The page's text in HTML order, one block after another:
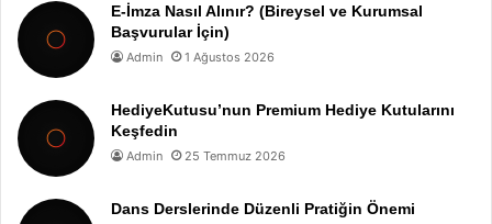
E-İmza Nasıl Alınır? (Bireysel ve Kurumsal
Başvurular İçin)
Admin 1 Ağustos 2026
HediyeKutusu’nun Premium Hediye Kutularını
Keşfedin
Admin 25 Temmuz 2026
Dans Derslerinde Düzenli Pratiğin Önemi